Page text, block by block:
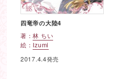
四竜帝の大陸4
著：林 ちい
絵： Izumi
2017.4.4発売